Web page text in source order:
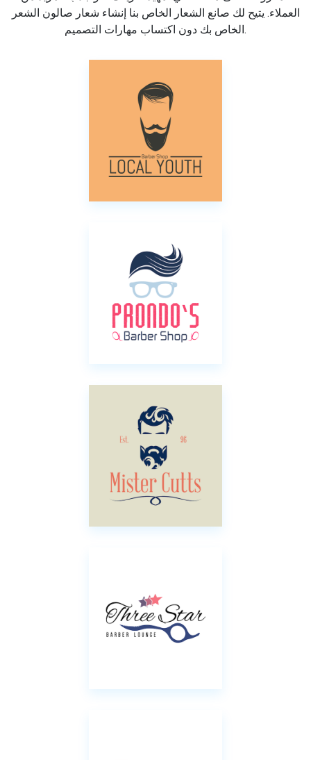
العملاء. يتيح لك صانع الشعار الخاص بنا إنشاء شعار صالون الشعر
الخاص بك دون اكتساب مهارات التصميم.